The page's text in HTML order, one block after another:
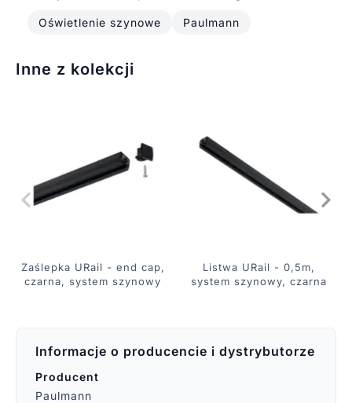
Oświetlenie szynowe Paulmann
Inne z kolekcji
Zaślepka URail - end cap,
czarna, system szynowy
Listwa URail - 0,5m,
system szynowy, czarna
Informacje o producencie i dystrybutorze
Producent
Paulmann